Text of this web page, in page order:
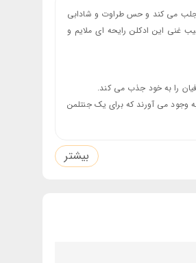
جلب می کند و حس طراوت و شادابی
غنی این ادکلن رایحه ای ملایم و
را به خود جذب می کند.
وجود می آورند که برای یک جنتلمن
آرامش و وقار را القا می کند و
بیشتر